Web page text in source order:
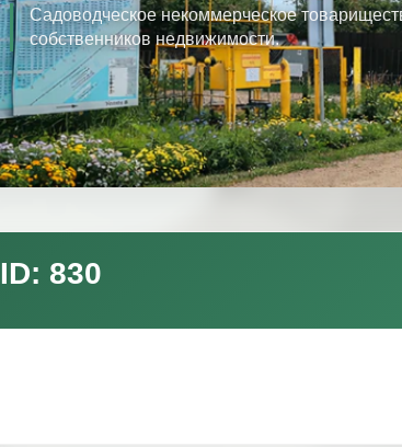
Садоводческое некоммерческое
собственников недвижимости.
ID: 830